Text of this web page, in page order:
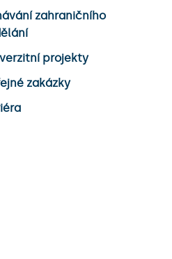
zahraničního
projekty
zakázky